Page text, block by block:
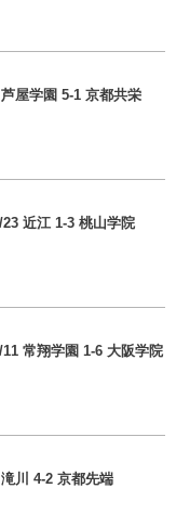
屋学園 5-1 京都共栄
23 近江 1-3 桃山学院
11 常翔学園 1-6 大阪学院
川 4-2 京都先端